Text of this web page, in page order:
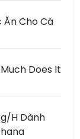
Ăn Cho Cá
Does It
h Dành